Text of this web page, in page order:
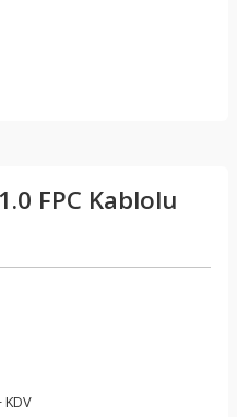
FPC Kablolu
KDV